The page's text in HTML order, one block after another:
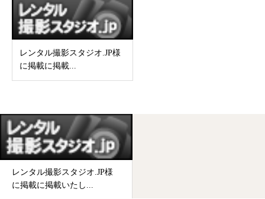
レンタル撮影スタジオ.JP様
に掲載に掲載...
レンタル撮影スタジオ.JP様
に掲載に掲載いたし...